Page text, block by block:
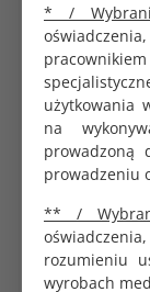
* /
użytkowania
na
prowadzoną
prowadzeniu
** /
rozumieniu
wyrobach
Medyczne produkty
jednorazowe
Nici
poliamidowe
długość 75cm z
24mm op. 10szt.
KOD PRODUKTU:
BRUTTO